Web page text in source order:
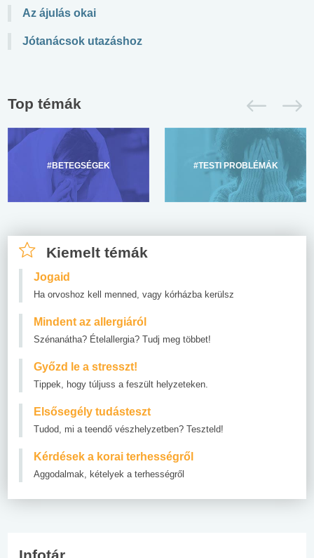
Az ájulás okai
Jótanácsok utazáshoz
Top témák
#BETEGSÉGEK #TESTI PROBLÉMÁK
Kiemelt témák
Jogaid
Ha orvoshoz kell menned, vagy kórházba kerülsz
Mindent az allergiáról
Szénanátha? Ételallergia? Tudj meg többet!
Győzd le a stresszt!
Tippek, hogy túljuss a feszült helyzeteken.
Elsősegély tudásteszt
Tudod, mi a teendő vészhelyzetben? Teszteld!
Kérdések a korai terhességről
Aggodalmak, kételyek a terhességről
Infotár